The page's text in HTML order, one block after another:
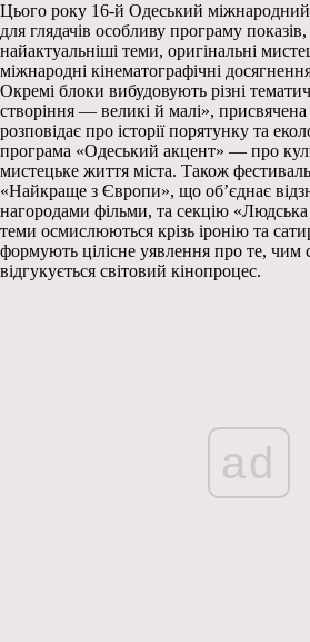
Цього року 16-й Одеський міжнародний
для глядачів особливу програму
найактуальніші теми, оригінальні
міжнародні кінематографічні
Окремі блоки вибудовують різні
створіння — великі й малі»,
розповідає про історії порятунку та
програма «Одеський акцент» — про
мистецьке життя міста. Також фестиваль
«Найкраще з Європи», що об’єднає
нагородами фільми, та секцію «Людська
теми осмислюються крізь іронію та
формують цілісне уявлення про те, чим
відгукується світовий кінопроцес.
ad